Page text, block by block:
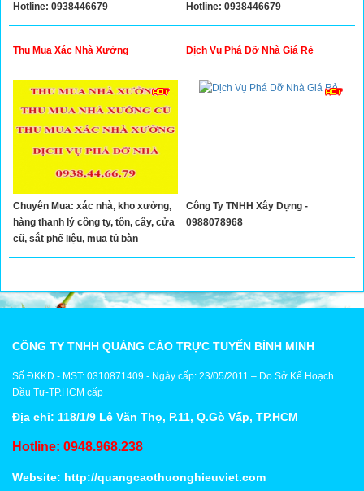
Hotline: 0938446679
Hotline: 0938446679
Thu Mua Xác Nhà Xưởng
Chuyên Mua: xác nhà, kho xưởng,
hàng thanh lý công ty, tôn, cây, cửa
cũ, sắt phế liệu, mua tủ bàn
ghế...0938446679
Dịch Vụ Phá Dỡ Nhà Giá Rẻ
Công Ty TNHH Xây Dựng -
0988078968
CÔNG TY TNHH QUẢNG CÁO TRỰC TUYẾN BÌNH MINH
Số ĐKKD - MST: 0310871409 - Ngày cấp: 23/05/2011 – Do Sở Kế Hoạch
Đầu Tư-TP.HCM cấp
Địa chỉ: 118/1/9 Lê Văn Thọ, P.11, Q.Gò Vấp, TP.HCM
Hotline: 0948.968.238
Website: http://quangcaothuonghieuviet.com